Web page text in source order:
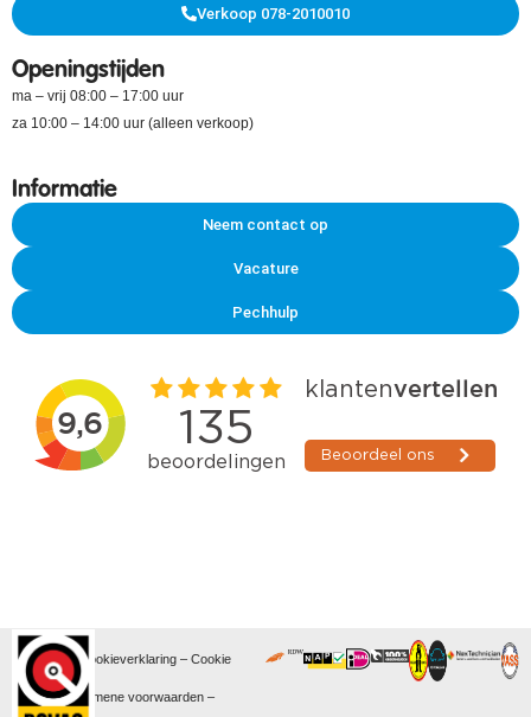
Verkoop 078-2010010
Openingstijden
ma – vrij 08:00 – 17:00 uur
za 10:00 – 14:00 uur (alleen verkoop)
Informatie
Neem contact op
Vacature
Pechhulp
Privacy- en cookieverklaring – Cookie
gebruik–Algemene voorwaarden –